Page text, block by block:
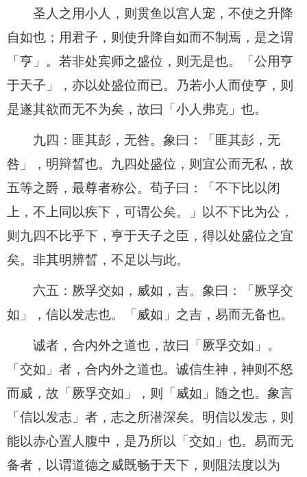
圣人之用小人，则贯鱼以宫人宠，不使之升降
自如也；用君子，则使升降自如而不制焉，是之谓
「亨」。若非处宾师之盛位，则无是也。「公用亨
于天子」，亦以处盛位而已。乃若小人而使亨，则
是遂其欲而无不为矣，故曰「小人弗克」也。
九四：匪其彭，无咎。象曰：「匪其彭，无
咎」，明辩晳也。九四处盛位，则宜公而无私，故
五等之爵，最尊者称公。荀子曰：「不下比以闭
上，不上同以疾下，可谓公矣。」以不下比为公，
则九四不比乎下，亨于天子之臣，得以处盛位之宜
矣。非其明辨晳，不足以与此。
六五：厥孚交如，威如，吉。象曰：「厥孚交
如」，信以发志也。「威如」之吉，易而无备也。
诚者，合内外之道也，故曰「厥孚交如」。
「交如」者，合内外之道也。诚信生神，神则不怒
而威，故「厥孚交如」，则「威如」随之也。象言
「信以发志」者，志之所潜深矣。明信以发志，则
能以赤心置人腹中，是乃所以「交如」也。易而无
备者，以谓道德之威既畅于天下，则阻法度以为